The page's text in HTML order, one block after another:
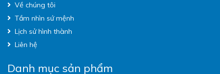
Về chúng tôi
Tầm nhìn sứ mệnh
Lịch sử hình thành
Liên hệ
Danh mục sản phẩm